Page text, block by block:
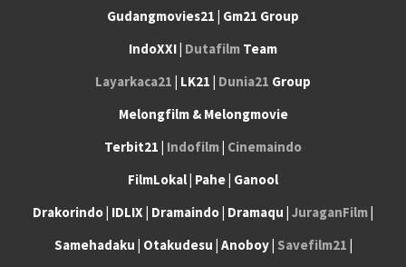
Gudangmovies21 | Gm21 Group
IndoXXI | Dutafilm Team
Layarkaca21 | LK21 | Dunia21 Group
Melongfilm & Melongmovie
Terbit21 | Indofilm| Cinemaindo
FilmLokal | Pahe | Ganool
Drakorindo | IDLIX | Dramaindo | Dramaqu | JuraganFilm|
Samehadaku | Otakudesu | Anoboy | Savefilm21 |